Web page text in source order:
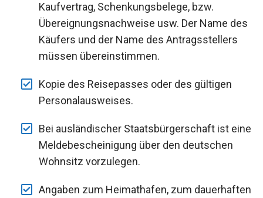
Kaufvertrag, Schenkungsbelege, bzw.
Übereignungsnachweise usw. Der Name des
Käufers und der Name des Antragsstellers
müssen übereinstimmen.
Kopie des Reisepasses oder des gültigen
Personalausweises.
Bei ausländischer Staatsbürgerschaft ist eine
Meldebescheinigung über den deutschen
Wohnsitz vorzulegen.
Angaben zum Heimathafen, zum dauerhaften